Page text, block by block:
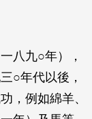
八九○年），
○年代以後，
，例如綿羊、